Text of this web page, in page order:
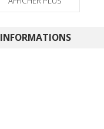
INFORMATIONS